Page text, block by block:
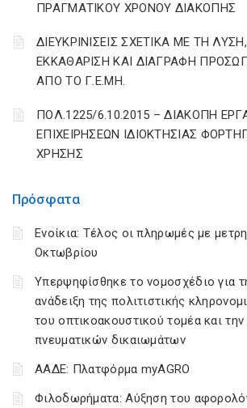
Πρόσφατα
Ενοίκια: Τέλος οι πληρωμές με
Οκτωβρίου
Υπερψηφίσθηκε το νομοσχέδιο για
ανάδειξη της πολιτιστικής
του οπτικοακουστικού τομέα και
πνευματικών δικαιωμάτων
ΑΑΔΕ: Πλατφόρμα myAGRO
Φιλοδωρήματα: Αύξηση του
ΠΡΑΓΜΑΤΙΚΟΥ ΧΡΟΝΟΥ ΔΙΑΚΟΠΗΣ
ΔΙΕΥΚΡΙΝΙΣΕΙΣ ΣΧΕΤΙΚΑ ΜΕ ΤΗ
ΕΚΚΑΘΑΡΙΣΗ ΚΑΙ ΔΙΑΓΡΑΦΗ
ΑΠΟ ΤΟ Γ.Ε.ΜΗ.
ΠΟΛ.1225/6.10.2015 – ΔΙΑΚΟΠΗ
ΕΠΙΧΕΙΡΗΣΕΩΝ ΙΔΙΟΚΤΗΣΙΑΣ
ΧΡΗΣΗΣ